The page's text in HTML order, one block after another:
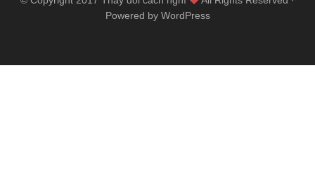
Powered by WordPress